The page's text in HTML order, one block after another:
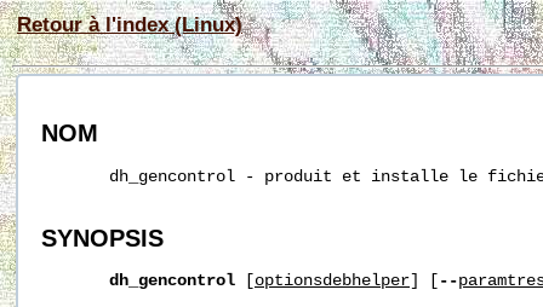
Retour à l'index (Linux)
NOM
dh_gencontrol - produit et installe le
SYNOPSIS
dh_gencontrol optionsdebhelper --